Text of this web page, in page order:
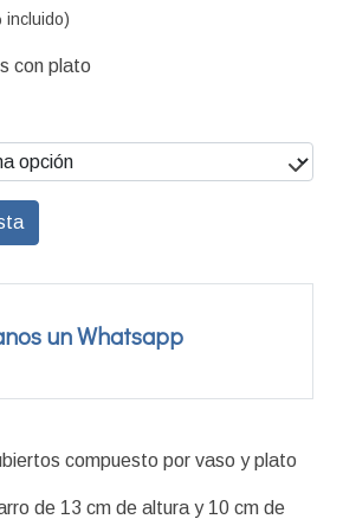
incluido)
con plato
un Whatsapp
compuesto por vaso y plato
de 13 cm de altura y 10 cm de